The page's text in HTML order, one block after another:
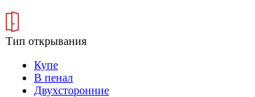
Тип открывания
Купе
В пенал
Двухсторонние